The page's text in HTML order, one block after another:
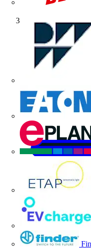
Artículos técnicos